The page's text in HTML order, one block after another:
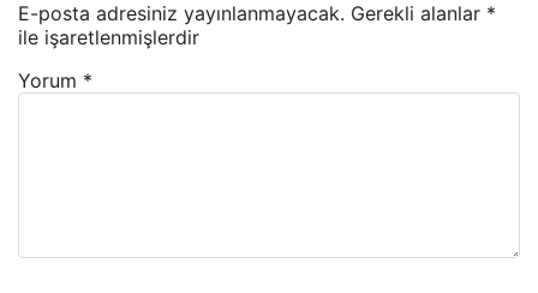
E-posta adresiniz yayınlanmayacak. Gerekli alanlar *
ile işaretlenmişlerdir
Yorum *